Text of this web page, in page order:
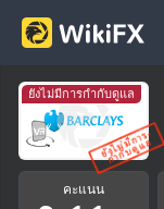
ยังไม่มีการกำกับดูแล
คะแนน
0
1 00